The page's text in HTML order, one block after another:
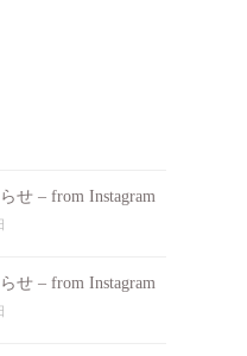
せ – from Instagram
せ – from Instagram